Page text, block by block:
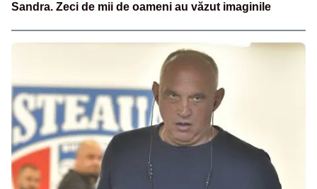
Sandra. Zeci de mii de oameni au văzut imaginile